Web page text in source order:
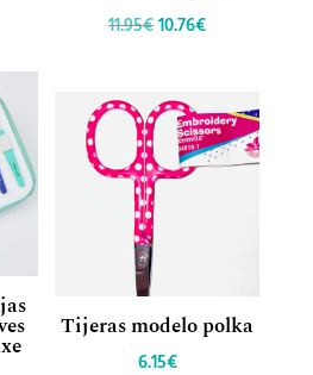
11.95€El
era:
11.95€.
10.76€El
es:
10.76€.
Tijeras modelo polka
6.15€